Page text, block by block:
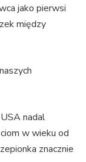
jako pierwsi
między
nadal
w wieku od
znacznie